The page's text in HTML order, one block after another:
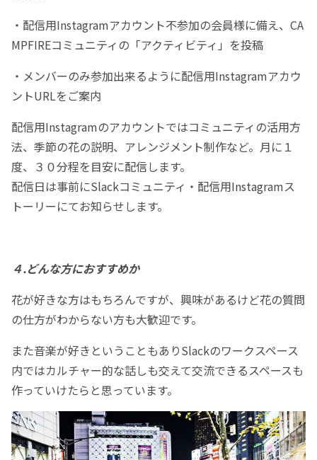
・配信用Instagramアカウント不参加の会員様に備え、CA
MPFIREコミュニティの「アクティビティ」を投稿
・メンバーのみ参加出来るように配信用Instagramアカウ
ントURLをご案内
配信用Instagramのアカウントではコミュニティの活用方
法、季節の花の説明、アレンジメント制作など。月に１
度、３０分程を目安に配信します。
配信日は事前にSlackコミュニティ・配信用Instagramス
トーリーにてお知らせします。
４.どんな方におすすめか
花が好きな方はもちろんですが、興味があるけど花の質問
の仕方がわからない方も大歓迎です。
また音楽が好きということもありSlackのワークスペース
内ではカルチャー的な話しも交えて交流できるスペースも
作っていけたらと思っています。